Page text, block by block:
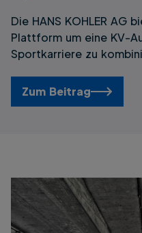
Die HANS KOHLER AG
Plattform um eine KV-
Sportkarriere zu
Zum Beitrag